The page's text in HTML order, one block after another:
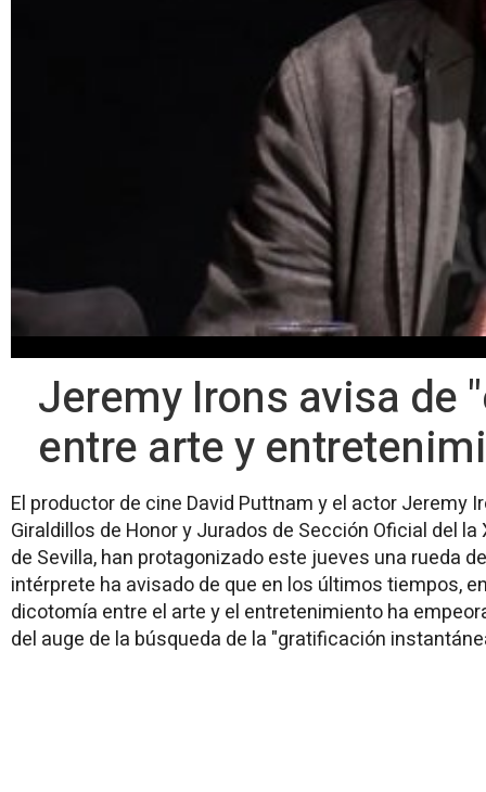
Jeremy Irons avisa de
entre arte y
El productor de cine David Puttnam y el actor Jeremy
Giraldillos de Honor y Jurados de Sección Oficial del
de Sevilla, han protagonizado este jueves una rueda
intérprete ha avisado de que en los últimos tiempos,
dicotomía entre el arte y el entretenimiento ha
del auge de la búsqueda de la "gratificación